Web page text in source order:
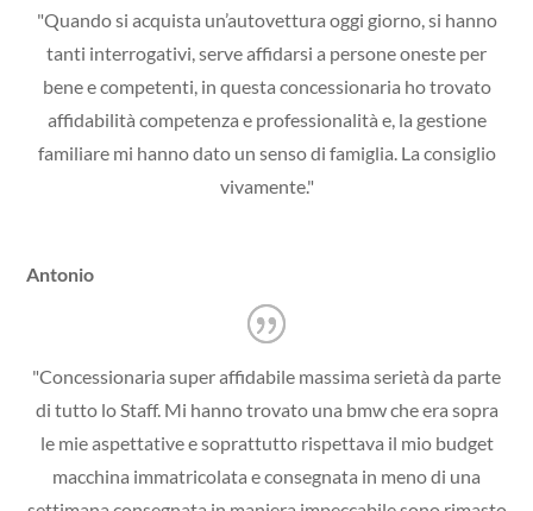
"Quando si acquista un’autovettura oggi giorno, si hanno
tanti interrogativi, serve affidarsi a persone oneste per
bene e competenti, in questa concessionaria ho trovato
affidabilità competenza e professionalità e, la gestione
familiare mi hanno dato un senso di famiglia. La consiglio
vivamente."
Antonio
"Concessionaria super affidabile massima serietà da parte
di tutto lo Staff. Mi hanno trovato una bmw che era sopra
le mie aspettative e soprattutto rispettava il mio budget
macchina immatricolata e consegnata in meno di una